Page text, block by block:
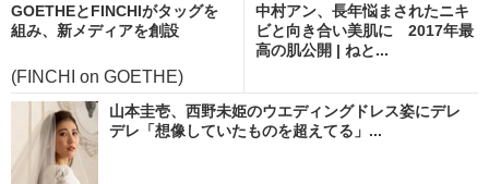
GOETHEとFINCHIがタッグを
組み、新メディアを創設
(FINCHI on GOETHE)
中村アン、長年悩まされたニキ
ビと向き合い美肌に 2017年最
高の肌公開 | ねと...
山本圭壱、西野未姫のウエディングドレス姿にデレ
デレ「想像していたものを超えてる」...